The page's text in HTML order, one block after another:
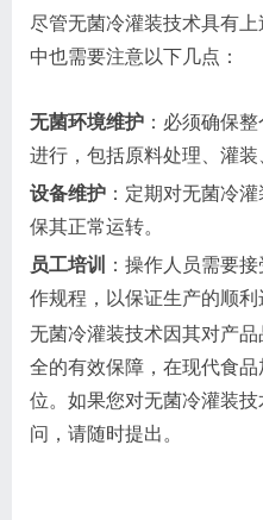
尽管无菌冷灌装技术具有
中也需要注意以下几点：
无菌环境维护 ：必须确保
进行，包括原料处理、灌装
设备维护 ：定期对无菌冷
保其正常运转。
员工培训
：操作人员需要
作规程，以保证生产的顺利
无菌冷灌装技术因其对产
全的有效保障，在现代食
位。如果您对无菌冷灌装
问，请随时提出。